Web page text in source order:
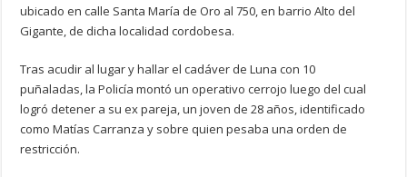
ubicado en calle Santa María de Oro al 750, en barrio Alto del
Gigante, de dicha localidad cordobesa.
Tras acudir al lugar y hallar el cadáver de Luna con 10
puñaladas, la Policía montó un operativo cerrojo luego del cual
logró detener a su ex pareja, un joven de 28 años, identificado
como Matías Carranza y sobre quien pesaba una orden de
restricción.